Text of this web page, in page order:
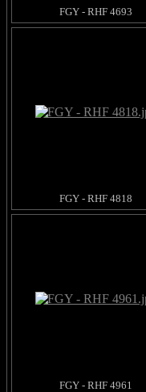
FGY - RHF 4693
FGY - RHF 4818
FGY - RHF 4961